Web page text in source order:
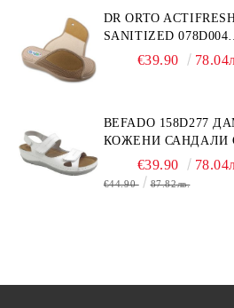
DR ORTO
SANITIZED 078D004
ОРТОПЕДИЧНИ
€39.90
BEFADO 158D277
КОЖЕНИ САНДАЛИ
ВЕЛКРО, БЕЛИ
€39.90
€44.90 87.82лв.